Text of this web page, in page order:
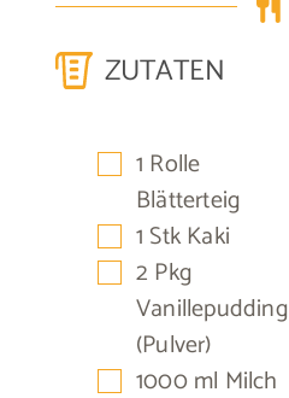
ZUTATEN
▢
1 Rolle
Blätterteig
▢
1 Stk Kaki
▢
2 Pkg
Vanillepudding
(Pulver)
▢
1000ml Milch